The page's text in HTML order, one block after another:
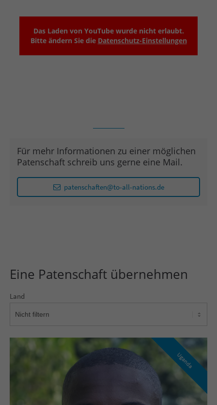
Das Laden von YouTube wurde nicht erlaubt.
Bitte ändern Sie die Datenschutz-Einstellungen
Für mehr Informationen zu einer möglichen
Patenschaft schreib uns gerne eine Mail.
patenschaften@to-all-nations.de
Eine Patenschaft übernehmen
Land
Uganda